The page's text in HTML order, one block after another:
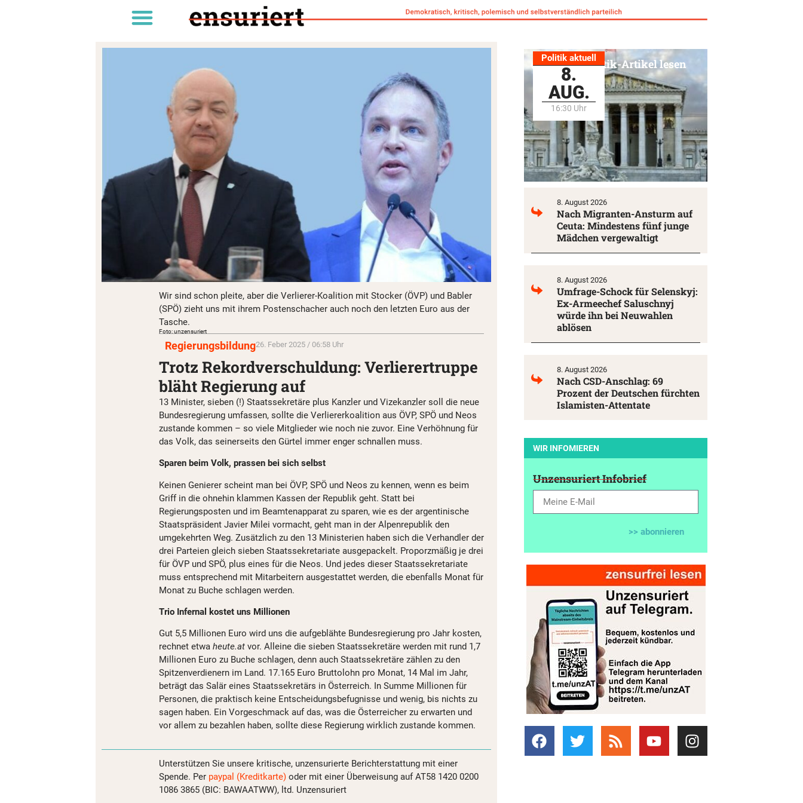
Wir sind schon pleite, aber die Verlierer-Koalition mit Stocker (ÖVP) und Babler
(SPÖ) zieht uns mit ihrem Postenschacher auch noch den letzten Euro aus der
Tasche.
Foto: unzensuriert
Regierungsbildung26. Feber 2025 / 06:58 Uhr
Trotz Rekordverschuldung: Verlierertruppe
bläht Regierung auf
13 Minister, sieben (!) Staatssekretäre plus Kanzler und Vizekanzler soll die neue
Bundesregierung umfassen, sollte die Verliererkoalition aus ÖVP, SPÖ und Neos
zustande kommen – so viele Mitglieder wie noch nie zuvor. Eine Verhöhnung für
das Volk, das seinerseits den Gürtel immer enger schnallen muss.
Sparen beim Volk, prassen bei sich selbst
Keinen Genierer scheint man bei ÖVP, SPÖ und Neos zu kennen, wenn es beim
Griff in die ohnehin klammen Kassen der Republik geht. Statt bei
Regierungsposten und im Beamtenapparat zu sparen, wie es der argentinische
Staatspräsident Javier Milei vormacht, geht man in der Alpenrepublik den
umgekehrten Weg. Zusätzlich zu den 13 Ministerien haben sich die Verhandler der
drei Parteien gleich sieben Staatssekretariate ausgepackelt. Proporzmäßig je drei
für ÖVP und SPÖ, plus eines für die Neos. Und jedes dieser Staatssekretariate
muss entsprechend mit Mitarbeitern ausgestattet werden, die ebenfalls Monat für
Monat zu Buche schlagen werden.
Trio Infernal kostet uns Millionen
Gut 5,5 Millionen Euro wird uns die aufgeblähte Bundesregierung pro Jahr kosten,
rechnet etwa heute.at vor. Alleine die sieben Staatssekretäre werden mit rund 1,7
Millionen Euro zu Buche schlagen, denn auch Staatssekretäre zählen zu den
Spitzenverdienern im Land. 17.165 Euro Bruttolohn pro Monat, 14 Mal im Jahr,
beträgt das Salär eines Staatssekretärs in Österreich. In Summe Millionen für
Personen, die praktisch keine Entscheidungsbefugnisse und wenig, bis nichts zu
sagen haben. Ein Vorgeschmack auf das, was die Österreicher zu erwarten und
vor allem zu bezahlen haben, sollte diese Regierung wirklich zustande kommen.
Unterstützen Sie unsere kritische, unzensurierte Berichterstattung mit einer
Spende. Per paypal (Kreditkarte) oder mit einer Überweisung auf AT58 1420 0200
1086 3865 (BIC: BAWAATWW), ltd. Unzensuriert
Politik aktuell
8.
AUG.
16:30 Uhr
Alle Politik-Artikel lesen
8. August 2026
Nach Migranten-Ansturm auf
Ceuta: Mindestens fünf junge
Mädchen vergewaltigt
8. August 2026
Umfrage-Schock für Selenskyj:
Ex-Armeechef Saluschnyj
würde ihn bei Neuwahlen
ablösen
8. August 2026
Nach CSD-Anschlag: 69
Prozent der Deutschen fürchten
Islamisten-Attentate
WIR INFOMIEREN
Unzensuriert Infobrief
>> abonnieren